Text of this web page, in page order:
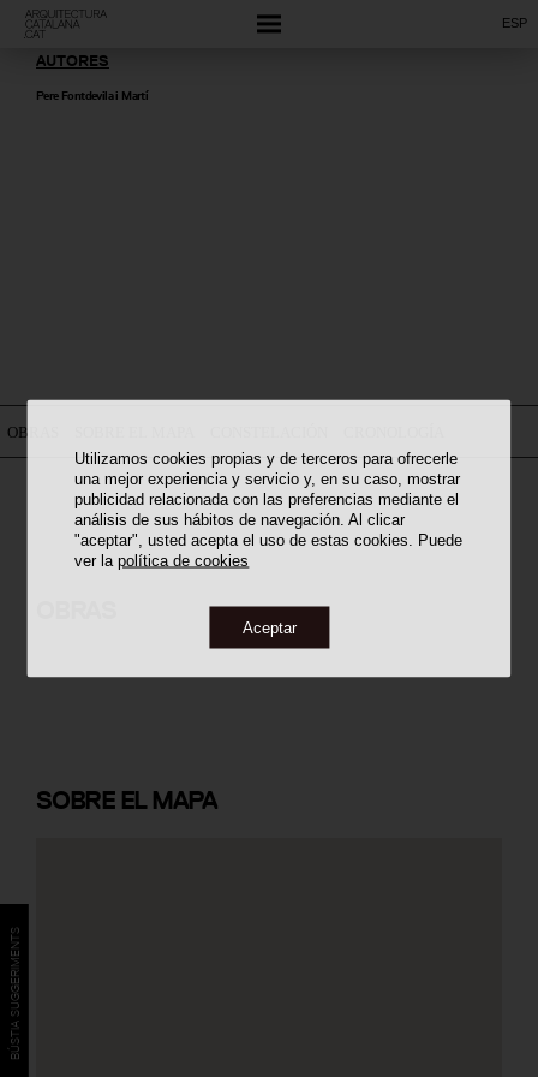
Utilizamos cookies propias y de terceros para ofrecerle
una mejor experiencia y servicio y, en su caso, mostrar
publicidad relacionada con las preferencias mediante el
análisis de sus hábitos de navegación. Al clicar
"aceptar", usted acepta el uso de estas cookies. Puede
ver lapolítica de cookies
Aceptar
ESP
AUTORES
Pere Fontdevila i Martí
OBRAS
Pere Fontdevila
SOBREEL MAPA
BÚSTIA SUGGERIMENTS